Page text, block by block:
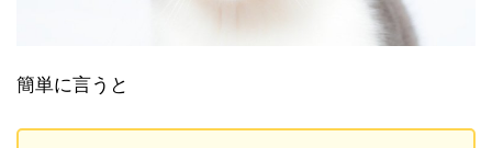
簡単に言うと